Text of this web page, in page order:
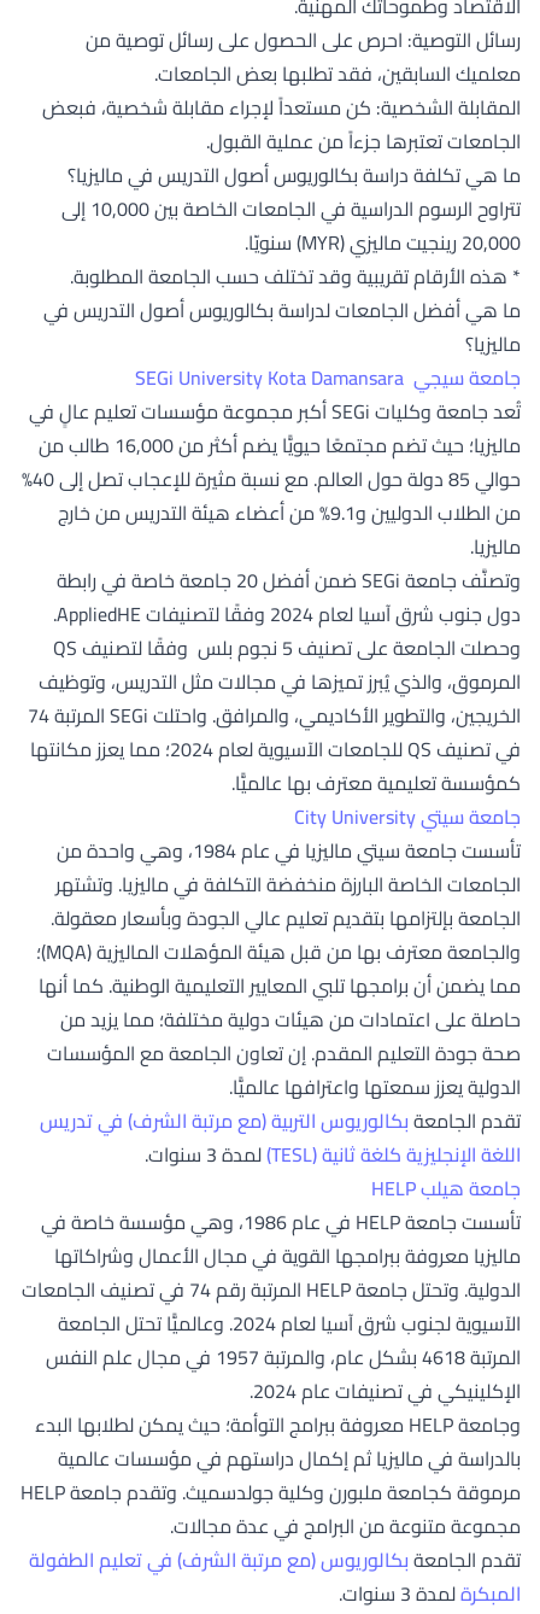
رسائل التوصية: احرص على الحصول على رسائل توصية من
معلميك السابقين، فقد تطلبها بعض الجامعات.
المقابلة الشخصية: كن مستعداً لإجراء مقابلة شخصية، فبعض
الجامعات تعتبرها جزءاً من عملية القبول.
ما هي تكلفة دراسة بكالوريوس أصول التدريس في ماليزيا؟
تتراوح الرسوم الدراسية في الجامعات الخاصة بين 10,000 إلى
20,000 رينجيت ماليزي (MYR) سنويّا.
* هذه الأرقام تقريبية وقد تختلف حسب الجامعة المطلوبة.
ما هي أفضل الجامعات لدراسة بكالوريوس أصول التدريس في
ماليزيا؟
جامعة سيجي SEGi University Kota Damansara
تُعد جامعة وكليات SEGi أكبر مجموعة مؤسسات تعليم عالٍ في
ماليزيا؛ حيث تضم مجتمعًا حيويًّا يضم أكثر من 16,000 طالب من
حوالي 85 دولة حول العالم. مع نسبة مثيرة للإعجاب تصل إلى 40%
من الطلاب الدوليين و9.1% من أعضاء هيئة التدريس من خارج
ماليزيا.
وتصنَّف جامعة SEGi ضمن أفضل 20 جامعة خاصة في رابطة
دول جنوب شرق آسيا لعام 2024 وفقًا لتصنيفات AppliedHE.
وحصلت الجامعة على تصنيف 5 نجوم بلس وفقًا لتصنيف QS
المرموق، والذي يُبرز تميزها في مجالات مثل التدريس، وتوظيف
الخريجين، والتطوير الأكاديمي، والمرافق. واحتلت SEGi المرتبة 74
في تصنيف QS للجامعات الآسيوية لعام 2024؛ مما يعزز مكانتها
كمؤسسة تعليمية معترف بها عالميًّا.
جامعة سيتي City University
تأسست جامعة سيتي ماليزيا في عام 1984، وهي واحدة من
الجامعات الخاصة البارزة منخفضة التكلفة في ماليزيا. وتشتهر
الجامعة بإلتزامها بتقديم تعليم عالي الجودة وبأسعار معقولة.
والجامعة معترف بها من قبل هيئة المؤهلات الماليزية (MQA)؛
مما يضمن أن برامجها تلبي المعايير التعليمية الوطنية. كما أنها
حاصلة على اعتمادات من هيئات دولية مختلفة؛ مما يزيد من
صحة جودة التعليم المقدم. إن تعاون الجامعة مع المؤسسات
الدولية يعزز سمعتها واعترافها عالميًّا.
تقدم الجامعةبكالوريوس التربية (مع مرتبة الشرف) في تدريس
اللغة الإنجليزية كلغة ثانية (TESL)
لمدة 3 سنوات.
جامعة هيلب HELP
تأسست جامعة HELP في عام 1986، وهي مؤسسة خاصة في
ماليزيا معروفة ببرامجها القوية في مجال الأعمال وشراكاتها
الدولية. وتحتل جامعة HELP المرتبة رقم 74 في تصنيف الجامعات
الآسيوية لجنوب شرق آسيا لعام 2024. وعالميًّا تحتل الجامعة
المرتبة 4618 بشكل عام، والمرتبة 1957 في مجال علم النفس
الإكلينيكي في تصنيفات عام 2024.
وجامعة HELP معروفة ببرامج التوأمة؛ حيث يمكن لطلابها البدء
بالدراسة في ماليزيا ثم إكمال دراستهم في مؤسسات عالمية
مرموقة كجامعة ملبورن وكلية جولدسميث. وتقدم جامعة HELP
مجموعة متنوعة من البرامج في عدة مجالات.
تقدم الجامعةبكالوريوس (مع مرتبة الشرف) في تعليم الطفولة
المبكرةلمدة 3 سنوات.